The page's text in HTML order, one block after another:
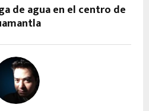
de agua en el centro de